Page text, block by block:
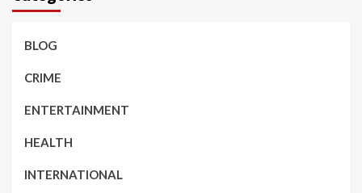
BLOG
CRIME
ENTERTAINMENT
HEALTH
INTERNATIONAL